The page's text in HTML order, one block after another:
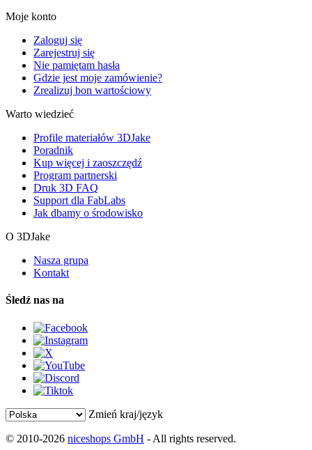
Moje konto
Zaloguj się
Zarejestruj się
Nie pamiętam hasła
Gdzie jest moje zamówienie?
Zrealizuj bon wartościowy
Warto wiedzieć
Profile materiałów 3DJake
Poradnik
Kup więcej i zaoszczędź
Program partnerski
Druk 3D FAQ
Support dla FabLabs
Jak dbamy o środowisko
O 3DJake
Nasza grupa
Kontakt
Śledź nas na
Zmień kraj/język
© 2010-2026 niceshops GmbH - All rights reserved.